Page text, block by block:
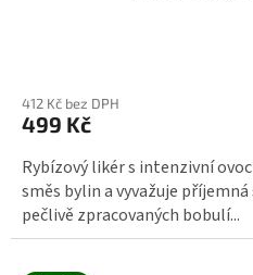
412 Kč bez DPH
499 Kč
Rybízový likér s intenzivní
směs bylin a vyvažuje
pečlivě zpracovaných bobulí...